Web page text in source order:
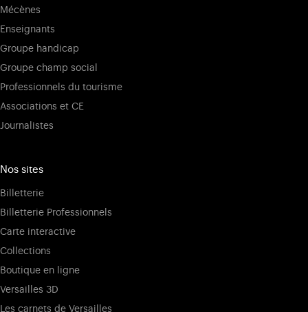
Mécènes
Enseignants
Groupe handicap
Groupe champ social
Professionnels du tourisme
Associations et CE
Journalistes
Nos sites
Billetterie
Billetterie Professionnels
Carte interactive
Collections
Boutique en ligne
Versailles 3D
Les carnets de Versailles